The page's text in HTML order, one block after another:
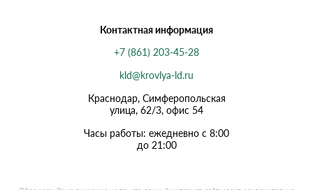
Контактная информация
+7 (861) 203-45-28
kld@krovlya-ld.ru
Краснодар, Симферопольская
улица, 62/3, офис 54
Часы работы: ежедневно с 8:00
до 21:00